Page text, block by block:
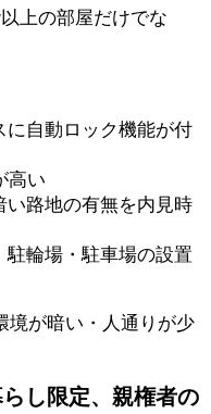
上の部屋だけでな
に自動ロック機能が付
高い
い路地の有無を内見時
駐輪場・駐車場の設置
境が暗い・人通りが少
し限定、親権者の